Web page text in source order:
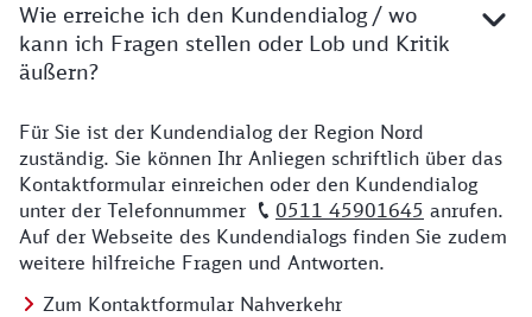
Wie erreiche ich den Kundendialog / wo
kann ich Fragen stellen oder Lob und Kritik
äußern?
Details zu Kontakt
Für Sie ist der Kundendialog der Region Nord
zuständig. Sie können Ihr Anliegen schriftlich über das
Kontaktformular einreichen oder den Kundendialog
unter der Telefonnummer
0511 45901645 anrufen.
Auf der Webseite des Kundendialogs finden Sie zudem
weitere hilfreiche Fragen und Antworten.
Zum Kontaktformular Nahverkehr